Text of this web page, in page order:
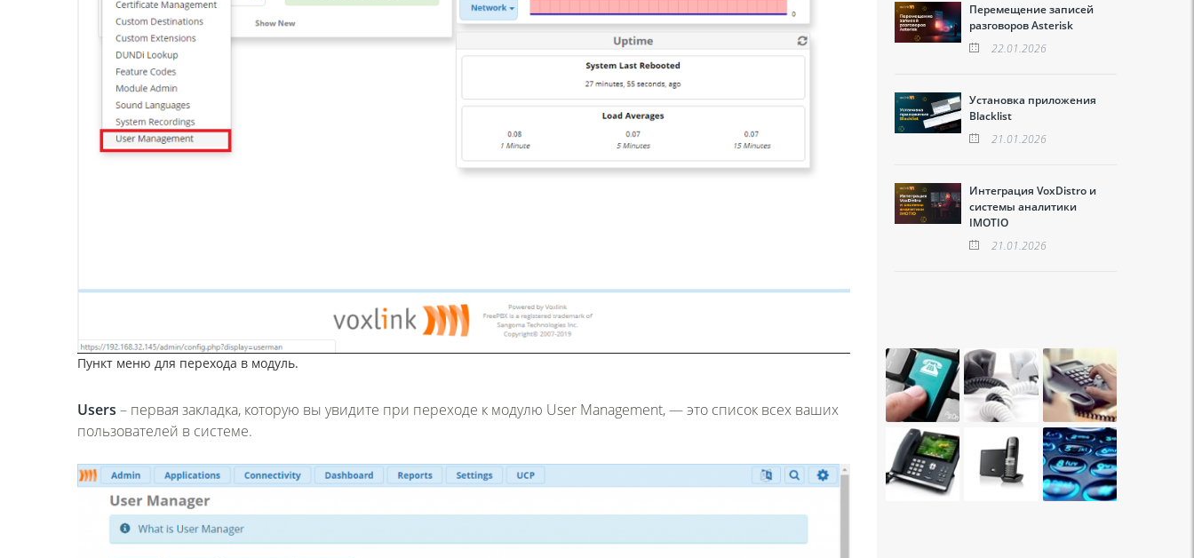
Пункт меню для перехода в модуль.
Users – первая закладка, которую вы увидите при переходе к модулю User Management, — это список всех ваших
пользователей в системе.
Перемещение записей
разговоров Asterisk
22.01.2026
Установка приложения
Blacklist
21.01.2026
Интеграция VoxDistro и
системы аналитики
IMOTIO
21.01.2026